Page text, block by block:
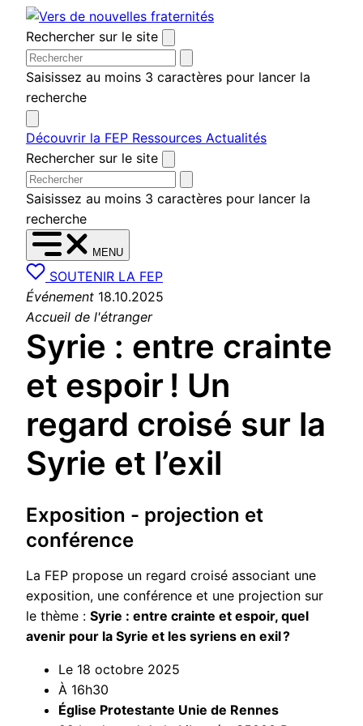
Aller au contenu
Rechercher sur le site
Saisissez au moins 3 caractères pour lancer la
recherche
Découvrir la FEP Ressources Actualités
Rechercher sur le site
Saisissez au moins 3 caractères pour lancer la
recherche
MENU
SOUTENIR LA FEP
Événement 18.10.2025
Accueil de l'étranger
Syrie : entre crainte
et espoir ! Un
regard croisé sur la
Syrie et l’exil
Exposition - projection et
conférence
La FEP propose un regard croisé associant une
exposition, une conférence et une projection sur
le thème : Syrie : entre crainte et espoir, quel
avenir pour la Syrie et les syriens en exil ?
Le 18 octobre 2025
À 16h30
Église Protestante Unie de Rennes